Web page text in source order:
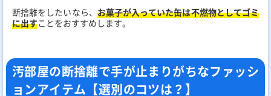
断捨離をしたいなら、 お菓子が入っていた缶は不燃物としてゴミ
に出すことをおすすめします。
汚部屋の断捨離で手が止まりがちなファッシ
ョンアイテム【選別のコツは？】